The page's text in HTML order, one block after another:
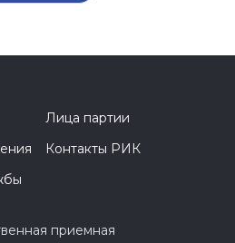
Лица партии
Контакты РИК
приемная